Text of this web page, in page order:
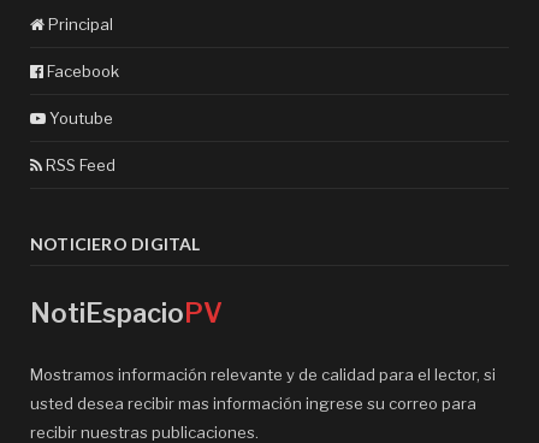
Principal
Facebook
Youtube
RSS Feed
NOTICIERO DIGITAL
NotiEspacioPV
Mostramos información relevante y de calidad para el lector, si
usted desea recibir mas información ingrese su correo para
recibir nuestras publicaciones.